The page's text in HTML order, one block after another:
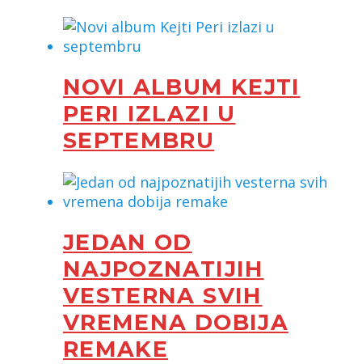
NOVI ALBUM KEJTI
PERI IZLAZI U
SEPTEMBRU
JEDAN OD
NAJPOZNATIJIH
VESTERNA SVIH
VREMENA DOBIJA
REMAKE